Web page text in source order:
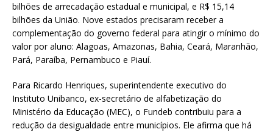
bilhões de arrecadação estadual e municipal, e R$ 15,14
bilhões da União. Nove estados precisaram receber a
complementação do governo federal para atingir o mínimo do
valor por aluno: Alagoas, Amazonas, Bahia, Ceará, Maranhão,
Pará, Paraíba, Pernambuco e Piauí.
Para Ricardo Henriques, superintendente executivo do
Instituto Unibanco, ex-secretário de alfabetização do
Ministério da Educação (MEC), o Fundeb contribuiu para a
redução da desigualdade entre municípios. Ele afirma que há